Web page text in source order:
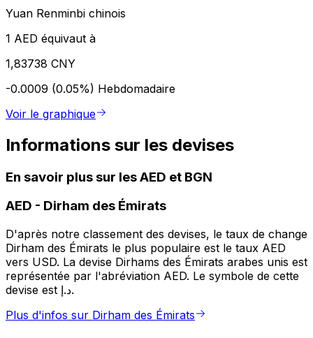
Yuan Renminbi chinois
1 AED équivaut à
1,83738 CNY
-0.0009 (0.05%) Hebdomadaire
Voir le graphique
Informations sur les devises
En savoir plus sur les AED et BGN
AED - Dirham des Émirats
D'après notre classement des devises, le taux de change
Dirham des Émirats le plus populaire est le taux AED
vers USD. La devise Dirhams des Émirats arabes unis est
représentée par l'abréviation AED. Le symbole de cette
devise est د.إ.
Plus d'infos sur Dirham des Émirats